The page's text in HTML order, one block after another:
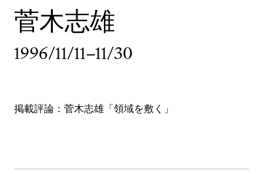
菅木志雄
1996/11/11–11/30
掲載評論：菅木志雄「領域を敷く」